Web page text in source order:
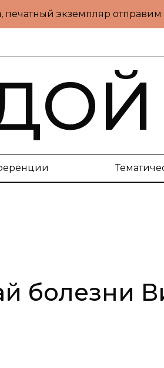
, печатный экземпляр отправим
болезни